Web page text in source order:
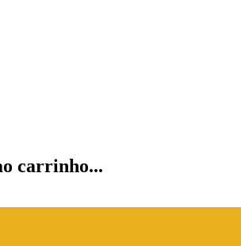
carrinho...